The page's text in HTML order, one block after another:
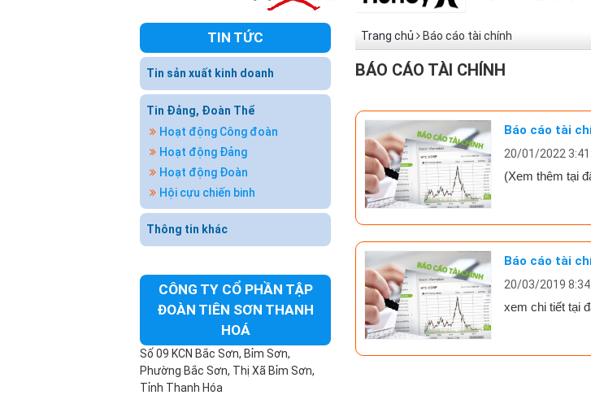
Trang chủ Báo cáo tài chính
BÁO CÁO TÀI CHÍNH
Báo cáo tài
20/01/2022
(Xem thêm tại
Báo cáo tài
20/03/2019
xem chi tiết tại
TIN TỨC
Tin sản xuất kinh doanh
Tin Đảng, Đoàn Thể
Hoạt động Công đoàn
Hoạt động Đảng
Hoạt động Đoàn
Hội cựu chiến binh
Thông tin khác
CÔNG TY CỔ PHẦN TẬP
ĐOÀN TIÊN SƠN THANH
HOÁ
Số 09 KCN Bắc Sơn, Bỉm Sơn,
Phường Bắc Sơn, Thị Xã Bỉm Sơn,
Tỉnh Thanh Hóa